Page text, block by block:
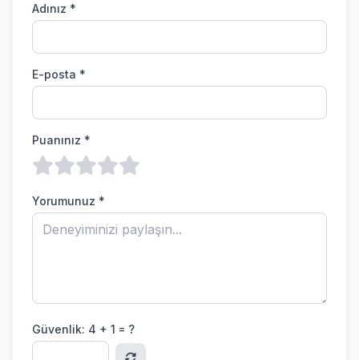
Adınız *
E-posta *
Puanınız *
Yorumunuz *
Güvenlik: 4 + 1 = ?